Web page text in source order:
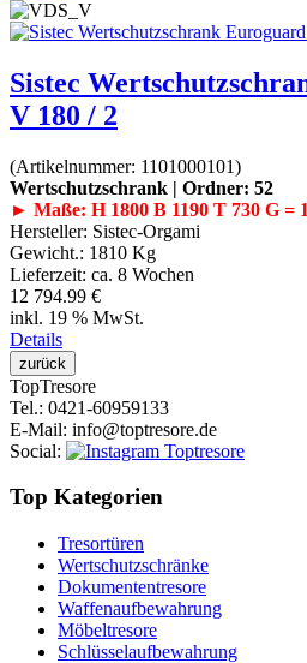
Sistec
V 180 / 2
(Artikelnummer: 1101000101)
Wertschutzschrank | Ordner: 52
► Maße: H 1800 B 1190 T 730 G =
Hersteller: Sistec-Orgami
Gewicht.: 1810 Kg
Lieferzeit: ca. 8 Wochen
12 794.99 €
inkl. 19 % MwSt.
Details
TopTresore
Tel.: 0421-60959133
E-Mail: info@toptresore.de
Social:
Top Kategorien
Tresortüren
Wertschutzschränke
Dokumententresore
Waffenaufbewahrung
Möbeltresore
Schlüsselaufbewahrung